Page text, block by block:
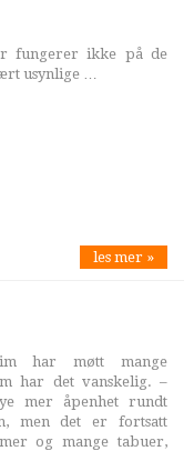
fungerer ikke på de
usynlige …
les mer »
har møtt mange
har det vanskelig. –
mer åpenhet rundt
men det er fortsatt
og mange tabuer,